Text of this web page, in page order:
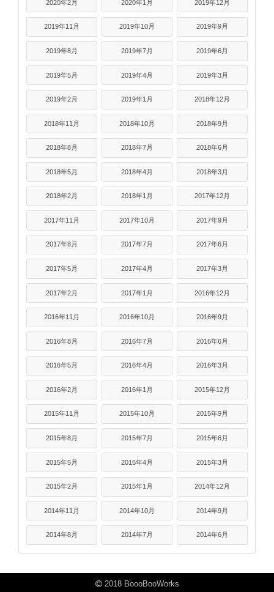
2020年2月 2020年1月 2019年12月
2019年11月 2019年10月 2019年9月
2019年8月 2019年7月 2019年6月
2019年5月 2019年4月 2019年3月
2019年2月 2019年1月 2018年12月
2018年11月 2018年10月 2018年9月
2018年8月 2018年7月 2018年6月
2018年5月 2018年4月 2018年3月
2018年2月 2018年1月 2017年12月
2017年11月 2017年10月 2017年9月
2017年8月 2017年7月 2017年6月
2017年5月 2017年4月 2017年3月
2017年2月 2017年1月 2016年12月
2016年11月 2016年10月 2016年9月
2016年8月 2016年7月 2016年6月
2016年5月 2016年4月 2016年3月
2016年2月 2016年1月 2015年12月
2015年11月 2015年10月 2015年9月
2015年8月 2015年7月 2015年6月
2015年5月 2015年4月 2015年3月
2015年2月 2015年1月 2014年12月
2014年11月 2014年10月 2014年9月
2014年8月 2014年7月 2014年6月
2018 BoooBooWorks